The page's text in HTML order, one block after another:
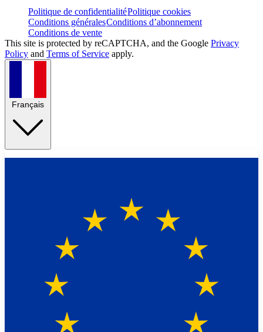
Politique de confidentialitéPolitique cookies
Conditions généralesConditions d’abonnement
Conditions de vente
This site is protected by reCAPTCHA, and the Google Privacy
Policy and Terms of Service apply.
Français